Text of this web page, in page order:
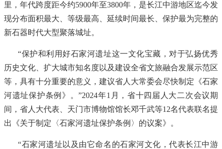
里，年代跨度距今约5900年至3800年，是长江中游地区迄今发
现分布面积最大、等级最高、延续时间最长、保护最为完整的
新石器时代大型聚落城址。
“保护和利用好石家河遗址这一文化宝藏，对于弘扬优秀
历史文化、扩大城市知名度以及建设全省文旅融合发展示范区
等，具有十分重要的意义，建议省人大常委会尽快制定《石家
河遗址保护条例》。”2024年1月，省十四届人大二次会议期
间，省人大代表、天门市博物馆馆长邓千武等12名代表联名提
出《关于制定〈石家河遗址保护条例〉的议案》。
“石家河遗址以及由它命名的石家河文化，代表长江中游